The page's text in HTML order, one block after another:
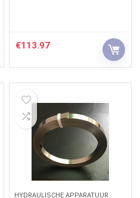
€113.97
HYDRAULISCHE APPARATUUR